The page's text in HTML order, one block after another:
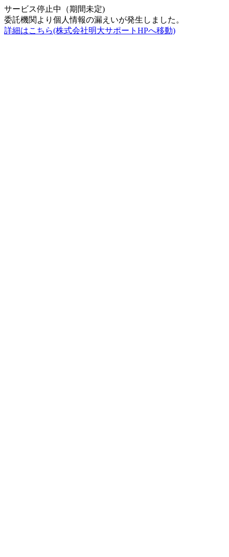
サービス停止中（期間未定)
委託機関より個人情報の漏えいが発生しました。
詳細はこちら(株式会社明大サポートHPへ移動)